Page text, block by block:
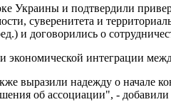
Украины и подтвердили
суверенитета и
и договорились о
экономической интеграции
надежду о начале
об ассоциации", - добавили